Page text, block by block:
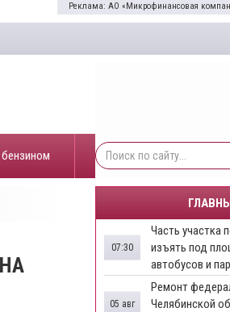
Реклама: АО «Микрофинансовая
Часть участка
изъять под
автобусов и
07:30
Ремонт
Челябинской
05 авг